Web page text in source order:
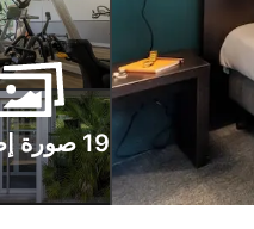
19 صورة إضافية